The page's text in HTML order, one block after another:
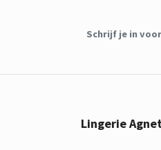
Schrijf je in
Lingerie